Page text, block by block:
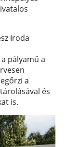
Iroda
pályamű a
a
és
is.